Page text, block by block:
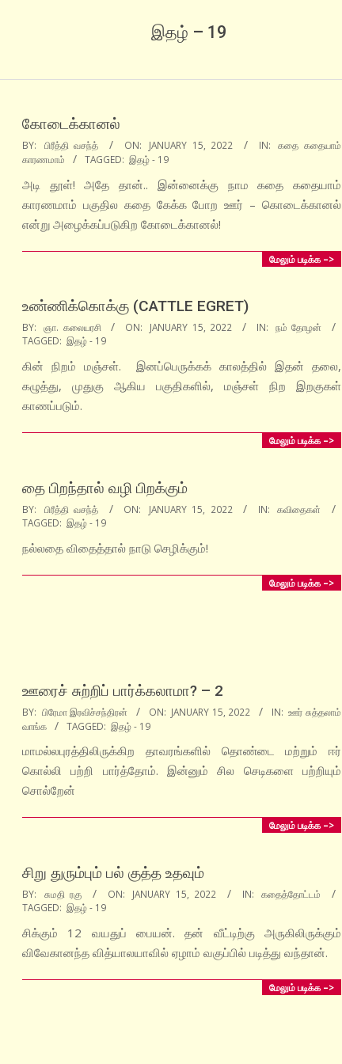
இதழ் – 19
கோடைக்கானல்
2022-
01-
15
BY: பிரீத்தி வசந்த் ON: JANUARY 15, 2022 IN:
கதை கதையாம்
காரணமாம்
TAGGED: இதழ் - 19
அடி தூள்! அதே தான்.. இன்னைக்கு நாம கதை கதையாம்
காரணமாம் பகுதில கதை கேக்க போற ஊர் – கொடைக்கானல்
என்று அழைக்கப்படுகிற கோடைக்கானல்!
மேலும் படிக்க –>
உண்ணிக்கொக்கு (CATTLE EGRET)
2022-
01-
15
BY: ஞா. கலையரசி ON: JANUARY 15, 2022 IN:
நம் தோழன்
TAGGED: இதழ் - 19
கின் நிறம் மஞ்சள். இனப்பெருக்கக் காலத்தில் இதன் தலை,
கழுத்து, முதுகு ஆகிய பகுதிகளில், மஞ்சள் நிற இறகுகள்
காணப்படும்.
மேலும் படிக்க –>
தை பிறந்தால் வழி பிறக்கும்
2022-
01-
15
BY: பிரீத்தி வசந்த் ON: JANUARY 15, 2022 IN:
கவிதைகள்
TAGGED: இதழ் - 19
நல்லதை விதைத்தால் நாடு செழிக்கும்!
மேலும் படிக்க –>
ஊரைச் சுற்றிப் பார்க்கலாமா? – 2
2022-
01-
15
BY: பிரேமா இரவிச்சந்திரன் ON: JANUARY 15, 2022 IN: ஊர் சுத்தலாம்
வாங்க
TAGGED: இதழ் - 19
மாமல்லபுரத்திலிருக்கிற தாவரங்களில் தொண்டை மற்றும் ஈர்
கொல்லி பற்றி பார்த்தோம். இன்னும் சில செடிகளை பற்றியும்
சொல்றேன்
மேலும் படிக்க –>
சிறு துரும்பும் பல் குத்த உதவும்
2022-
01-
15
BY: சுமதி ரகு ON: JANUARY 15, 2022 IN:
கதைத்தோட்டம்
TAGGED: இதழ் - 19
சிக்கும் 12 வயதுப் பையன். தன் வீட்டிற்கு அருகிலிருக்கும்
விவேகானந்த வித்யாலயாவில் ஏழாம் வகுப்பில் படித்து வந்தான்.
மேலும் படிக்க –>